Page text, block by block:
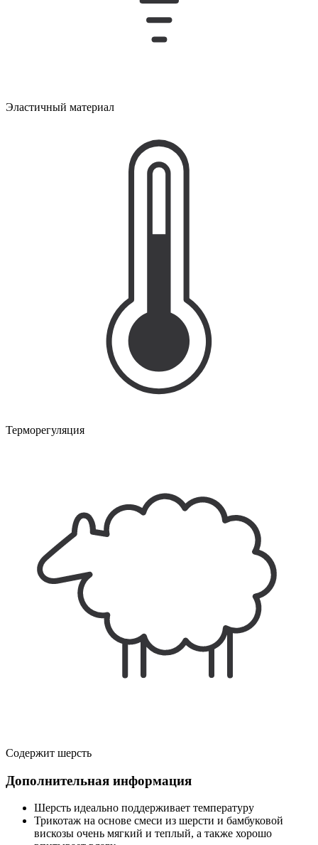
Эластичный материал
Терморегуляция
Содержит шерсть
Дополнительная информация
Шерсть идеально поддерживает температуру
Трикотаж на основе смеси из шерсти и бамбуковой
вискозы очень мягкий и теплый, а также хорошо